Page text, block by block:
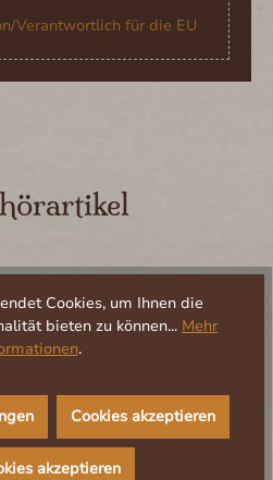
Verantwortlich für die EU
Cookies, um Ihnen die
bieten zu können... Mehr
.
Cookies akzeptieren
akzeptieren